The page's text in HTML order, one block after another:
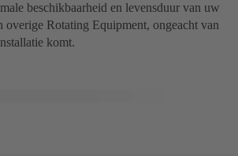
beschikbaarheid en levensduur van uw
overige Rotating Equipment, ongeacht van
komt.